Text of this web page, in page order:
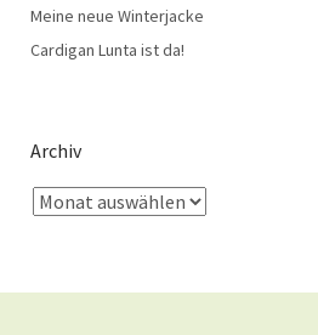
Meine neue Winterjacke
Cardigan Lunta ist da!
Archiv